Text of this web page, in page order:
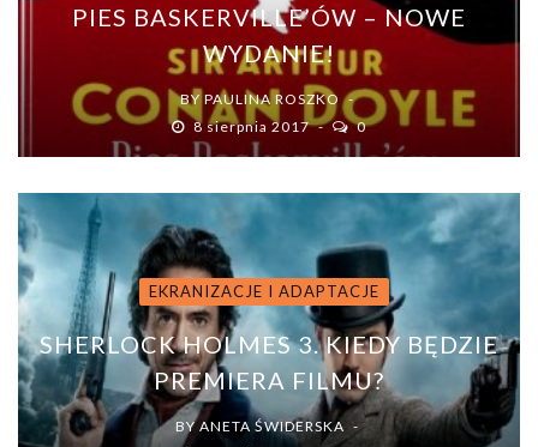
PIES BASKERVILLE’ÓW – NOWE
WYDANIE!
BY PAULINA ROSZKO
8 sierpnia 2017
0
EKRANIZACJE I ADAPTACJE
SHERLOCK HOLMES 3. KIEDY BĘDZIE
PREMIERA FILMU?
BYANETA ŚWIDERSKA